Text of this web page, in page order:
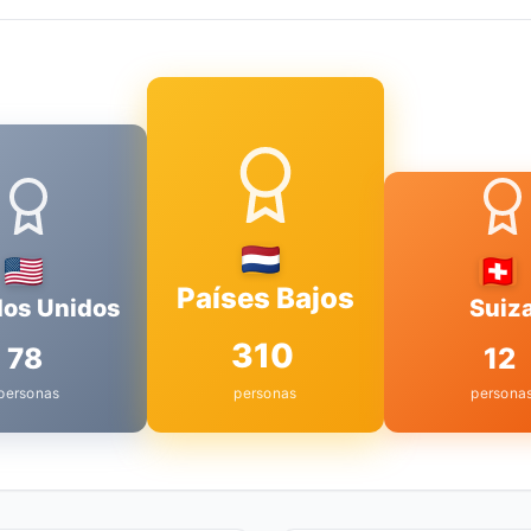
Unidos
78
Países Bajos
310
personas
12